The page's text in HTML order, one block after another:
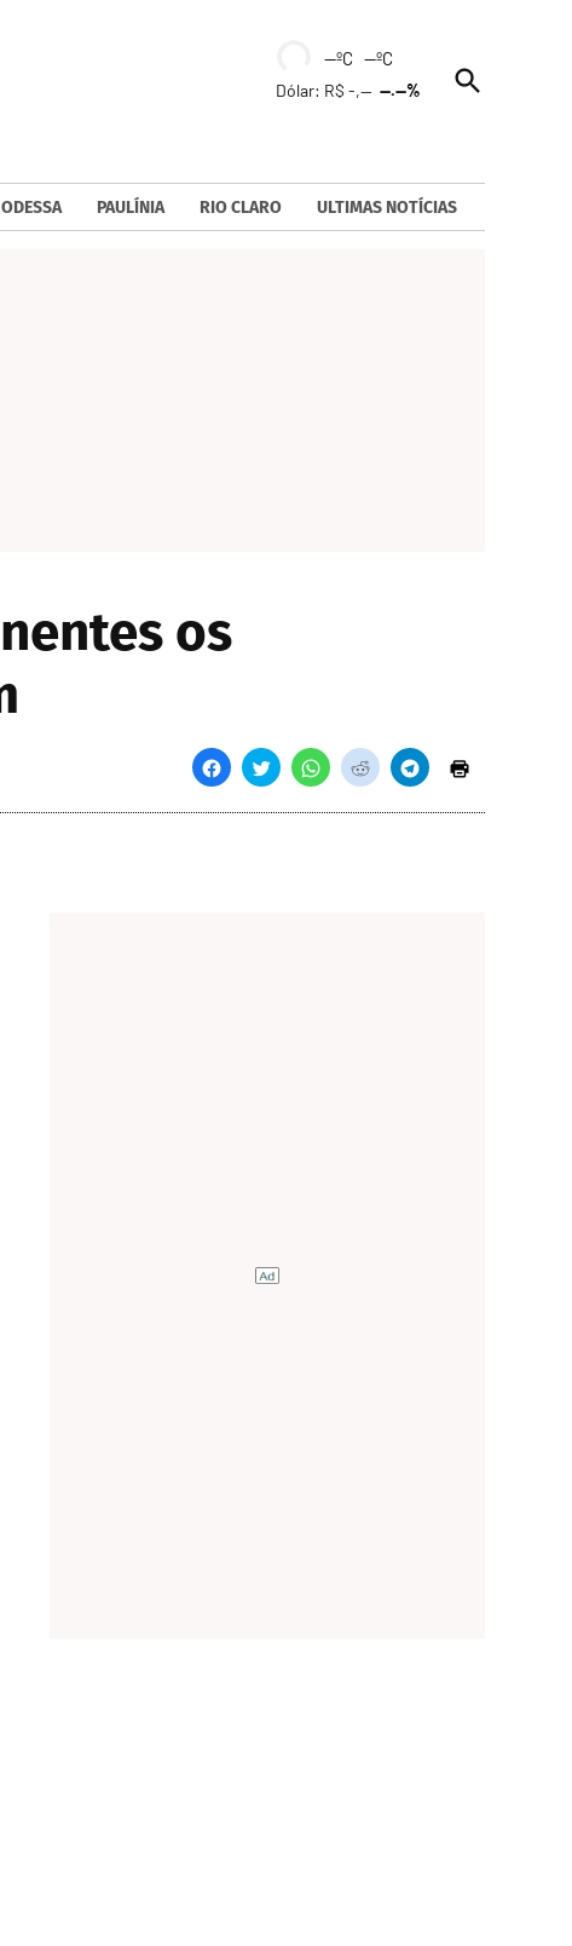
--ºC --ºC
Dólar: R$ -,----.--%
Open
Search
PAULÍNIA RIO CLARO ULTIMAS NOTÍCIAS
os